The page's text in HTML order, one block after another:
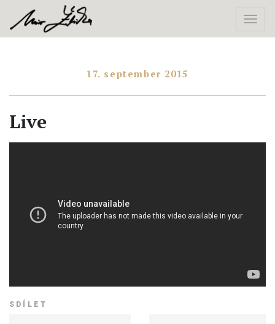
17. september 2015
Live
SDÍLET